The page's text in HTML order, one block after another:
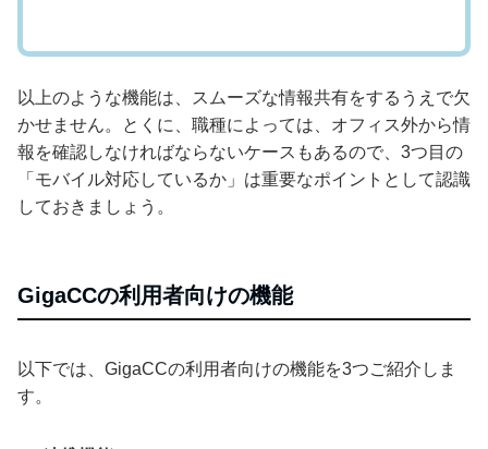
以上のような機能は、スムーズな情報共有をするうえで欠
かせません。とくに、職種によっては、オフィス外から情
報を確認しなければならないケースもあるので、3つ目の
「モバイル対応しているか」は重要なポイントとして認識
しておきましょう。
GigaCCの利用者向けの機能
以下では、GigaCCの利用者向けの機能を3つご紹介しま
す。